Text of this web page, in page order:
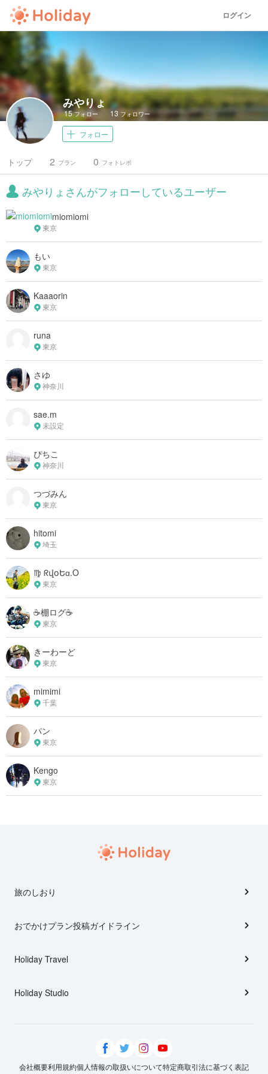
ログイン
みやりょ
15フォロー 13 フォロワー
フォロー
トップ プラン
2 フォトレポ
0
みやりょさんがフォローしているユーザー
miomiomi
東京
もい
東京
Kaaaorin
東京
runa
東京
さゆ
神奈川
sae.m
未設定
ぴちこ
神奈川
つづみん
東京
hitomi
埼玉
♍︎ ᖇվօԵɑ.O
東京
☕️棚ログ☕️
東京
きーわーど
東京
mimimi
千葉
パン
東京
Kengo
東京
旅のしおり
おでかけプラン投稿ガイドライン
Holiday Travel
Holiday Studio
会社概要利用規約個人情報の取扱いについて特定商取引法に基づく表記